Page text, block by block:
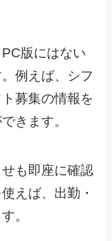
版にはない
例えば、シフ
募集の情報を
きます。
も即座に確認
えば、出勤・
。